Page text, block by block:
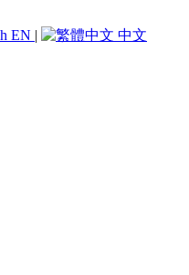
EN | 中文